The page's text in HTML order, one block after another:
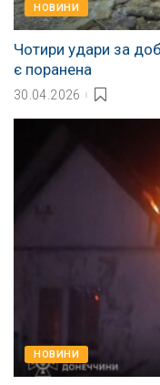
НОВИНИ
Чотири удари за
є поранена
30.04.2026
НОВИНИ